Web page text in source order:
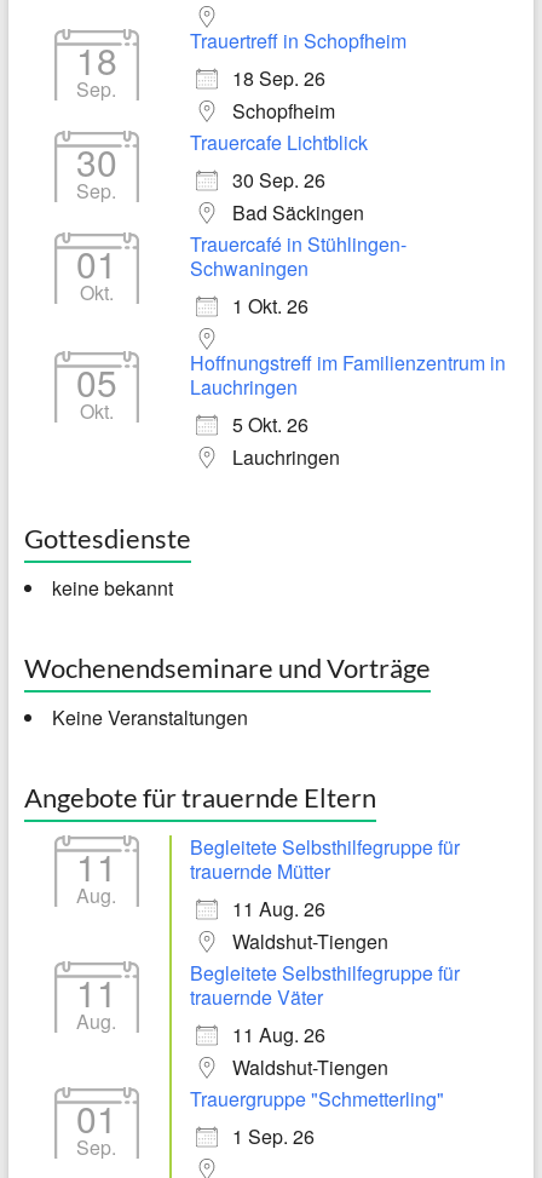
18
Sep.
Trauertreff in Schopfheim
18 Sep. 26
Schopfheim
30
Sep.
Trauercafe Lichtblick
30 Sep. 26
Bad Säckingen
01
Okt.
Trauercafé in Stühlingen-
Schwaningen
1 Okt. 26
05
Okt.
Hoffnungstreff im Familienzentrum in
Lauchringen
5 Okt. 26
Lauchringen
Gottesdienste
keine bekannt
Wochenendseminare und Vorträge
Keine Veranstaltungen
Angebote für trauernde Eltern
11
Aug.
Begleitete Selbsthilfegruppe für
trauernde Mütter
11 Aug. 26
Waldshut-Tiengen
11
Aug.
Begleitete Selbsthilfegruppe für
trauernde Väter
11 Aug. 26
Waldshut-Tiengen
01
Sep.
Trauergruppe "Schmetterling"
1 Sep. 26